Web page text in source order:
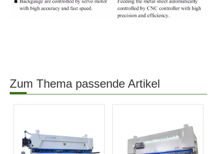
Zum Thema passende Artikel